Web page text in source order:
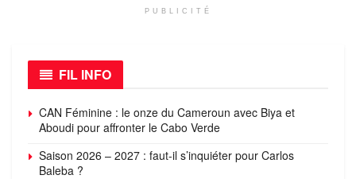
PUBLICITÉ
FIL INFO
CAN Féminine : le onze du Cameroun avec Biya et
Aboudi pour affronter le Cabo Verde
Saison 2026 – 2027 : faut-il s’inquiéter pour Carlos
Baleba ?